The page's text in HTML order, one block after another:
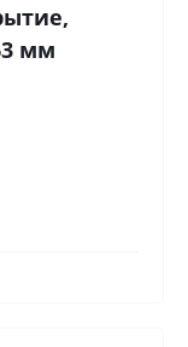
мм